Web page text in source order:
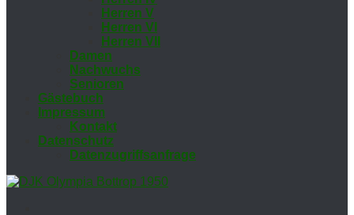
Her­ren V
Her­ren VI
Her­ren VII
Da­men
Nach­wuchs
Se­nio­ren
Gäs­te­buch
Im­pres­sum
Kon­takt
Da­ten­schutz
Da­ten­zu­griffs­an­fra­ge